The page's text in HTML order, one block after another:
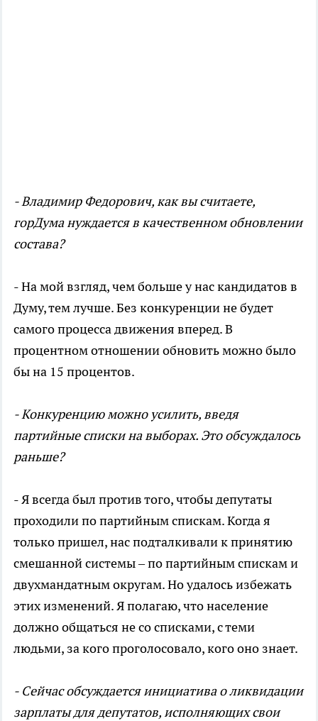
- Владимир Федорович, как вы считаете,
горДума нуждается в качественном обновлении
состава?
- На мой взгляд, чем больше у нас кандидатов в
Думу, тем лучше. Без конкуренции не будет
самого процесса движения вперед. В
процентном отношении обновить можно было
бы на 15 процентов.
- Конкуренцию можно усилить, введя
партийные списки на выборах. Это обсуждалось
раньше?
- Я всегда был против того, чтобы депутаты
проходили по партийным спискам. Когда я
только пришел, нас подталкивали к принятию
смешанной системы – по партийным спискам и
двухмандатным округам. Но удалось избежать
этих изменений. Я полагаю, что население
должно общаться не со списками, с теми
людьми, за кого проголосовало, кого оно знает.
- Сейчас обсуждается инициатива о ликвидации
зарплаты для депутатов, исполняющих свои